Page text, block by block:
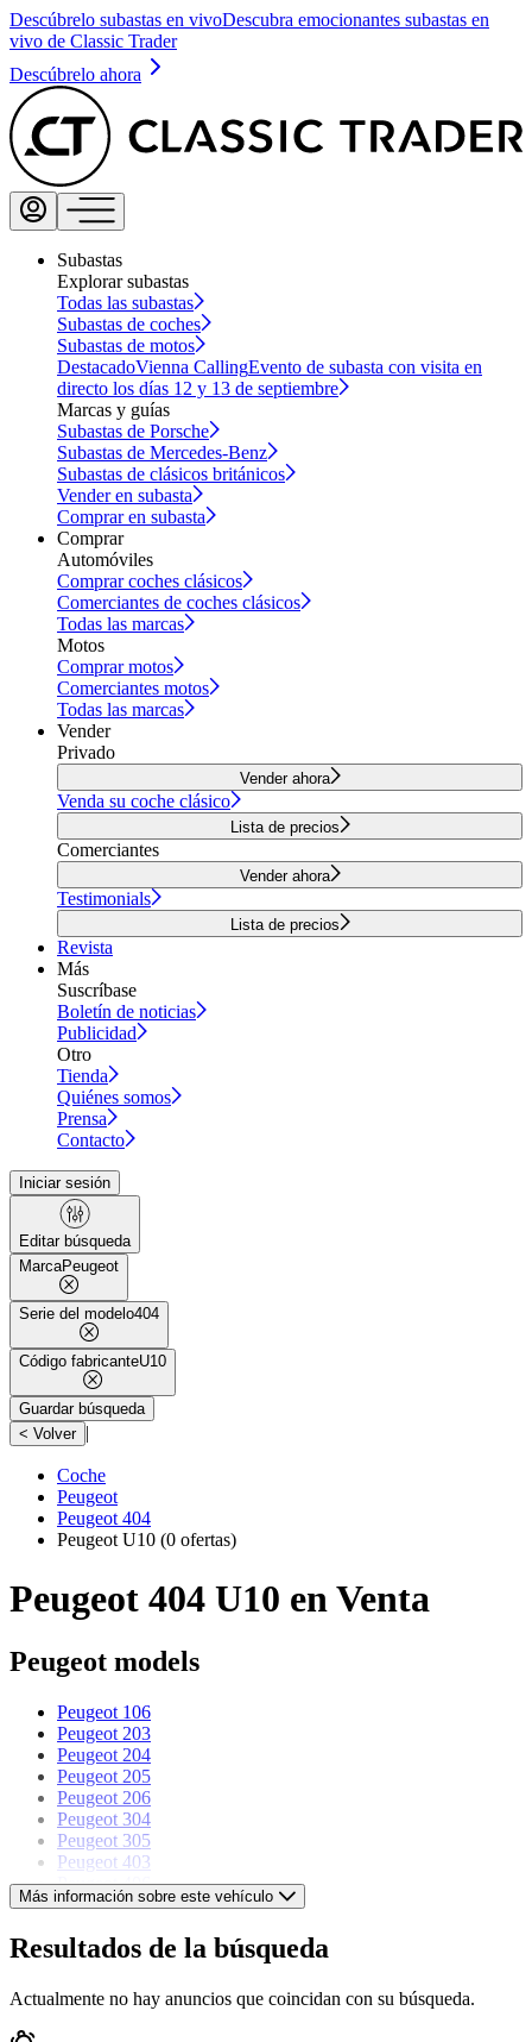
Descúbrelo subastas en vivoDescubra emocionantes subastas en
vivo de Classic Trader
Descúbrelo ahora
Subastas
Explorar subastas
Todas las subastas
Subastas de coches
Subastas de motos
DestacadoVienna CallingEvento de subasta con visita en
directo los días 12 y 13 de septiembre
Marcas y guías
Subastas de Porsche
Subastas de Mercedes-Benz
Subastas de clásicos británicos
Vender en subasta
Comprar en subasta
Comprar
Automóviles
Comprar coches clásicos
Comerciantes de coches clásicos
Todas las marcas
Motos
Comprar motos
Comerciantes motos
Todas las marcas
Vender
Privado
Vender ahora
Venda su coche clásico
Lista de precios
Comerciantes
Vender ahora
Testimonials
Lista de precios
Revista
Más
Suscríbase
Boletín de noticias
Publicidad
Otro
Tienda
Quiénes somos
Prensa
Contacto
Iniciar sesión
Editar búsqueda
MarcaPeugeot
Serie del modelo404
Código fabricanteU10
Guardar búsqueda
< Volver |
Coche
Peugeot
Peugeot 404
Peugeot U10 (0 ofertas)
Peugeot 404 U10 en Venta
Peugeot models
Peugeot 106
Peugeot 203
Peugeot 204
Peugeot 205
Peugeot 206
Peugeot 304
Peugeot 305
Peugeot 403
Peugeot 406
Peugeot 504
Peugeot J7
Más información sobre este vehículo
Resultados de la búsqueda
Actualmente no hay anuncios que coincidan con su búsqueda.